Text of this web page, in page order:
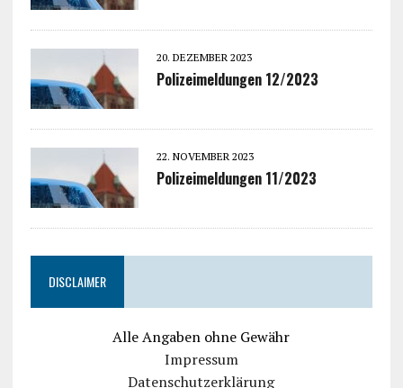
20. DEZEMBER 2023
Polizeimeldungen 12/2023
22. NOVEMBER 2023
Polizeimeldungen 11/2023
DISCLAIMER
Alle Angaben ohne Gewähr
Impressum
Datenschutzerklärung